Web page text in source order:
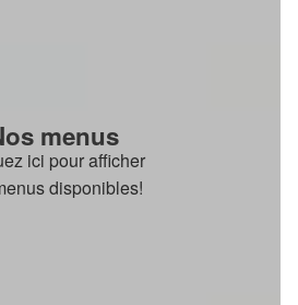
menus
ici pour afficher
disponibles!